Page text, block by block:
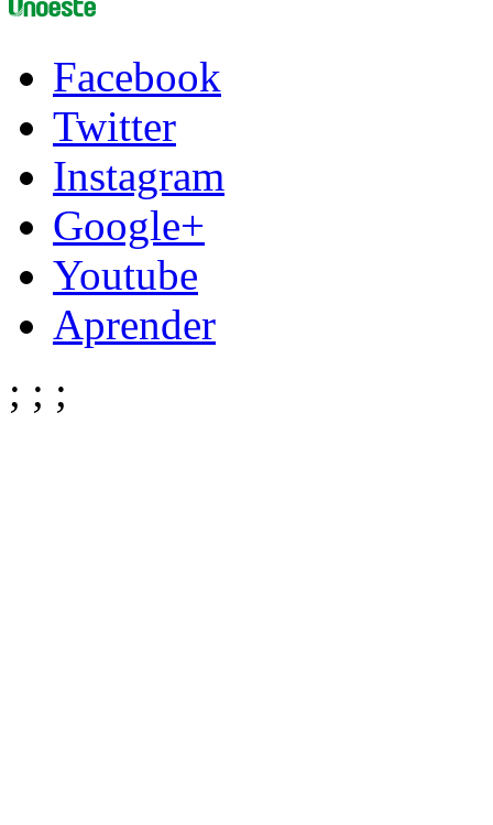
Facebook
Twitter
Instagram
Google+
Youtube
Aprender
; ; ;